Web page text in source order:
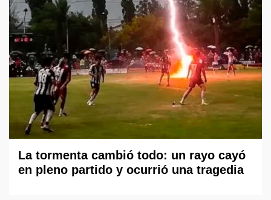
La tormenta cambió todo: un rayo cayó
en pleno partido y ocurrió una tragedia